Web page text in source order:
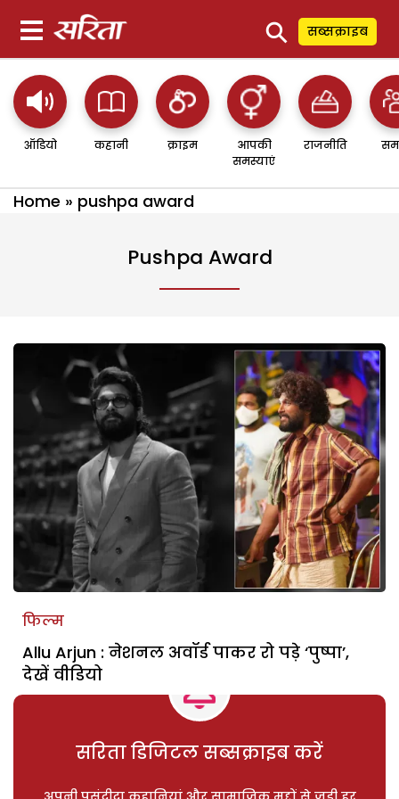
⚲ सब्सक्राइब
ऑडियो कहानी क्राइम
आपकी
समस्याएं
राजनीति
Home » pushpa award
Pushpa Award
फिल्म
Allu Arjun : नेशनल अवॉर्ड पाकर रो पड़े ‘पुष्पा’,
देखें वीडियो
सरिता डिजिटल सब्सक्राइब करें